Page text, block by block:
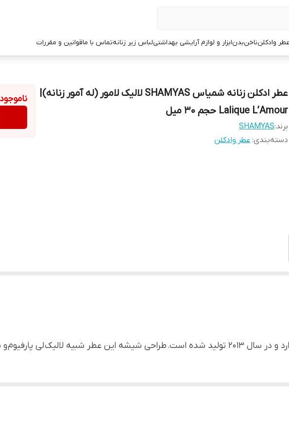
عطر وادکلنناخنبدنابزار و لوازم آرایشی بهداشتیلباس زیر زنانهتماس با ماقوانین و مقررات
عطر ادکلن زنانه شمیاس SHAMYAS لالیک لامور (له آمور زنانه)|
Lalique L’Amour حجم 30 میل
برند:SHAMYAS
دسته‌بندی: عطر وادکلن
ناموجود
این عطر شبیه لالیک
لی پارفیوم
(گل مریم، گاردنیا و یاس) بسیار غنی می‌سازند. گرمی و خشکی چوب سدر و